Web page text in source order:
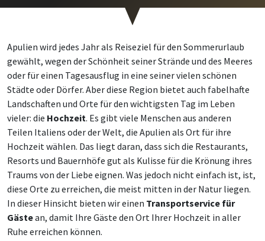
Apulien wird jedes Jahr als Reiseziel für den Sommerurlaub
gewählt, wegen der Schönheit seiner Strände und des Meeres
oder für einen Tagesausflug in eine seiner vielen schönen
Städte oder Dörfer. Aber diese Region bietet auch fabelhafte
Landschaften und Orte für den wichtigsten Tag im Leben
vieler: die Hochzeit. Es gibt viele Menschen aus anderen
Teilen Italiens oder der Welt, die Apulien als Ort für ihre
Hochzeit wählen. Das liegt daran, dass sich die Restaurants,
Resorts und Bauernhöfe gut als Kulisse für die Krönung ihres
Traums von der Liebe eignen. Was jedoch nicht einfach ist, ist,
diese Orte zu erreichen, die meist mitten in der Natur liegen.
In dieser Hinsicht bieten wir einen Transportservice für
Gästean, damit Ihre Gäste den Ort Ihrer Hochzeit in aller
Ruhe erreichen können.